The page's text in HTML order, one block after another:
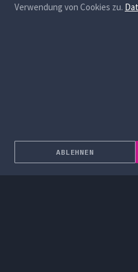
Über uns
Verwendung von Cookies zu.
ABLEHNEN